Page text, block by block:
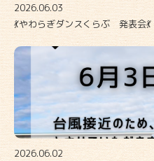
2026.06.03
💃やわらぎダンスくらぶ 発表会💃
2026.06.02